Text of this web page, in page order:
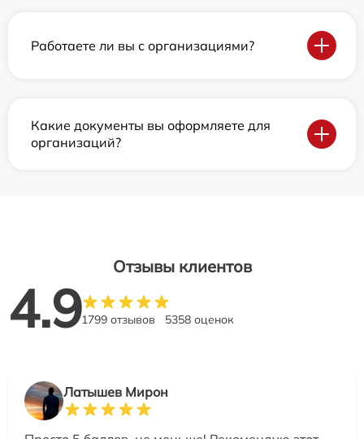
Работаете ли вы с организациями?
Какие документы вы оформляете для
организаций?
Отзывы клиентов
4.91799 отзывов 5358 оценок
Латышев Мирон